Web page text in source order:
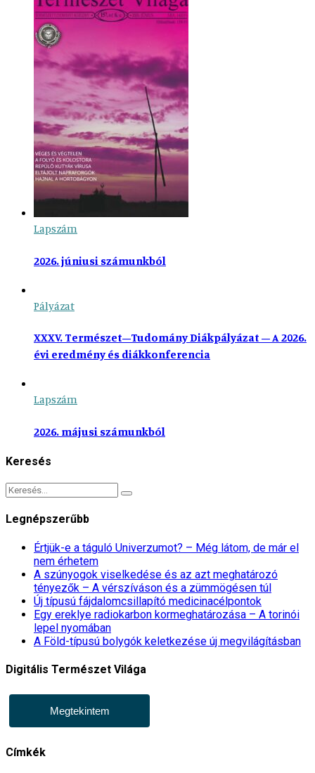
Lapszám
2026. júniusi számunkból
Pályázat
XXXV. Természet–Tudomány Diákpályázat – A 2026.
évi eredmény és diákkonferencia
Lapszám
2026. májusi számunkból
Keresés
Legnépszerűbb
Értjük-e a táguló Univerzumot? – Még látom, de már el
nem érhetem
A szúnyogok viselkedése és az azt meghatározó
tényezők – A vérszíváson és a zümmögésen túl
Új típusú fájdalomcsillapító medicinacélpontok
Egy ereklye radiokarbon kormeghatározása – A torinói
lepel nyomában
A Föld-típusú bolygók keletkezése új megvilágításban
Digitális Természet Világa
Megtekintem
Címkék